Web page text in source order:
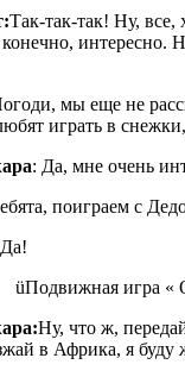
Так-так-так! Ну, все,
интересно.
мы еще не
играть в
: Да, мне очень
поиграем с
Да!
üПодвижная игра «
Ну, что ж,
в Африка, я буду